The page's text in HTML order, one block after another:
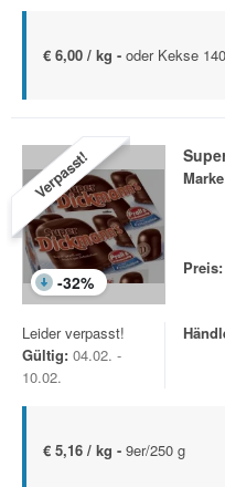
€ 6,00 / kg - oder Kekse
Verpasst!
-32%
Preis:
Leider verpasst!
Gültig: 04.02. -
10.02.
€ 5,16 / kg - 9er/250 g